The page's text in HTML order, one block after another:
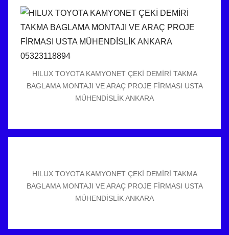
HILUX TOYOTA KAMYONET ÇEKİ DEMİRİ TAKMA
BAGLAMA MONTAJI VE ARAÇ PROJE FİRMASI USTA
MÜHENDİSLİK ANKARA
HILUX TOYOTA KAMYONET ÇEKİ DEMİRİ TAKMA
BAGLAMA MONTAJI VE ARAÇ PROJE FİRMASI USTA
MÜHENDİSLİK ANKARA